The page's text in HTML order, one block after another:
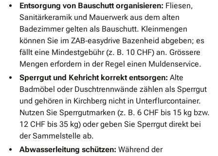
Entsorgung von Bauschutt organisieren: Fliesen,
Sanitärkeramik und Mauerwerk aus dem alten
Badezimmer gelten als Bauschutt. Kleinmengen
können Sie im ZAB‐easydrive Bazenheid abgeben; es
fällt eine Mindestgebühr (z. B. 10 CHF) an. Grössere
Mengen erfordern in der Regel einen Muldenservice.
Sperrgut und Kehricht korrekt entsorgen: Alte
Badmöbel oder Duschtrennwände zählen als Sperrgut
und gehören in Kirchberg nicht in Unterflurcontainer.
Nutzen Sie Sperrgutmarken (z. B. 6 CHF bis 15 kg bzw.
12 CHF bis 35 kg) oder geben Sie Sperrgut direkt bei
der Sammelstelle ab.
Abwasserleitung schützen: Während der